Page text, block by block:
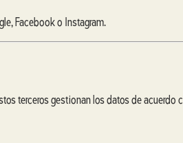
Facebook o Instagram.
terceros gestionan los datos de